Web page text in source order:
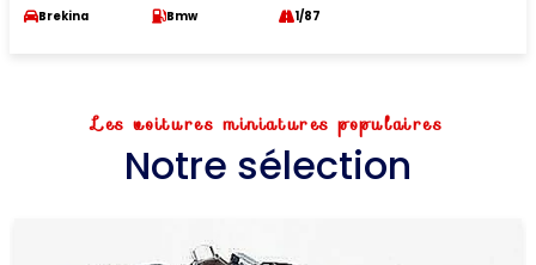
Brekina Bmw 1/87
Les voitures miniatures populaires
Notre sélection